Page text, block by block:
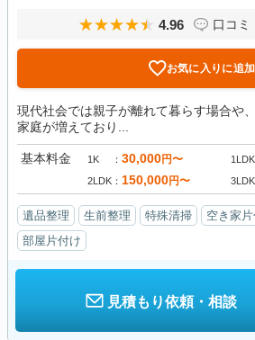
4.96 口コミ
お気に入りに追加
現代社会では親子が離れて暮らす場合や
家庭が増えており...
基本料金 1K 30,000円〜 1LDK
2LDK 150,000円〜 3LDK
遺品整理 生前整理 特殊清掃 空き家
部屋片付け
見積もり依頼・相談